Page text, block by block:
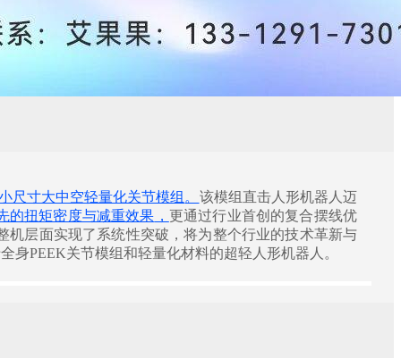
尺寸大中空轻量化关节模组 。 该模组直击人形机器人迈
的扭矩密度与减重效果 ， 更通过行业首创的复合摆线优
机层面实现了系统性突破，将为整个行业的技术革新与
PEEK关节模组和轻量化材料的超轻人形机器人。